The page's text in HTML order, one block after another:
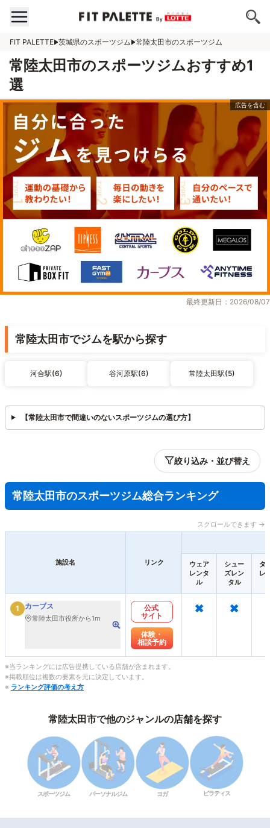
FIT PALETTE 茨城県のスポーツジム 常陸太田市のスポーツジム
常陸太田市のスポーツジムおすすめ1
選
最終更新日：2026/08/07
常陸太田市でジムを駅から探す
河合駅(6) 谷河原駅(6) 常陸太田駅(5)
【常陸太田市で間違いのないスポーツジムの選び方】
絞り込み・並び替え
常陸太田市のスポーツジム総合ランキング
スクロールできます →
施設名 リンク
ウェア
レンタ
ル
シュー
ズレン
タル
タ
レ
1 カーブス
常陸太田市役所から1m
公式
サイト
体験・
相談予約
× ×
※当ランキングには広告提携している店舗が含まれます。
※掲載順位は複数の要素を元に決定しています。
※ ランキング評価の考え方
常陸太田市で他のジャンルの店舗を探す
スポーツジム パーソナルジム ヨガ ピラティス